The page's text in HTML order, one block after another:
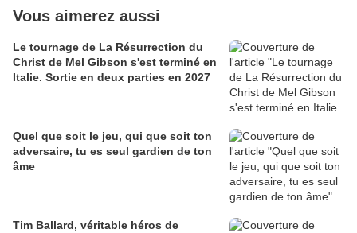
Vous aimerez aussi
Le tournage de La Résurrection du
Christ de Mel Gibson s'est terminé en
Italie. Sortie en deux parties en 2027
Quel que soit le jeu, qui que soit ton
adversaire, tu es seul gardien de ton
âme
Tim Ballard, véritable héros de